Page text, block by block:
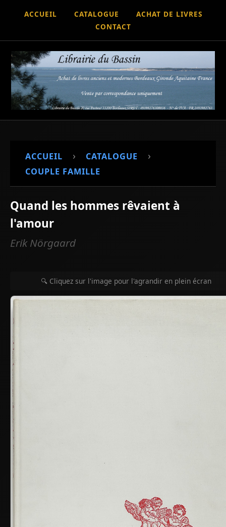
ACCUEIL CATALOGUE
ACHAT DE LIVRES
CONTACT
ACCUEIL › CATALOGUE ›
COUPLE FAMILLE
Quand les hommes rêvaient à
l'amour
Erik Nörgaard
🔍 Cliquez sur l'image pour l'agrandir en plein écran